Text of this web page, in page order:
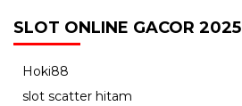
SLOT ONLINE GACOR 2025
Hoki88
slot scatter hitam